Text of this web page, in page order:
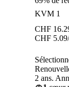
KVM 1
CHF
CHF 5.09
2 ans.